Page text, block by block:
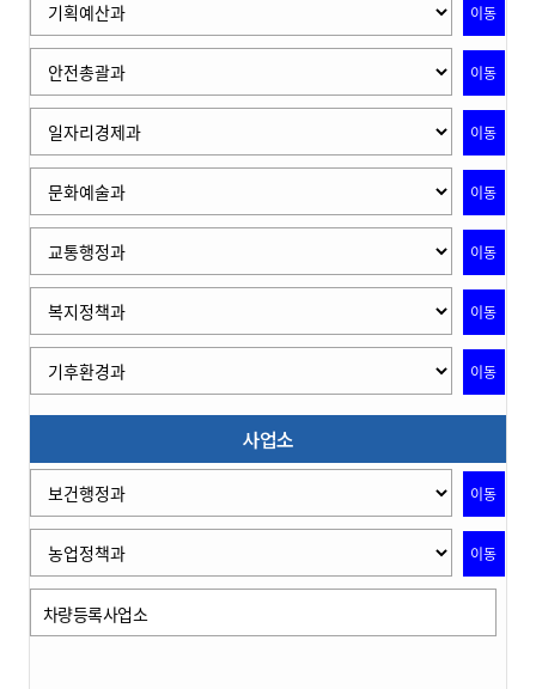
이동
이동
이동
이동
이동
이동
이동
사업소
이동
이동
차량등록사업소